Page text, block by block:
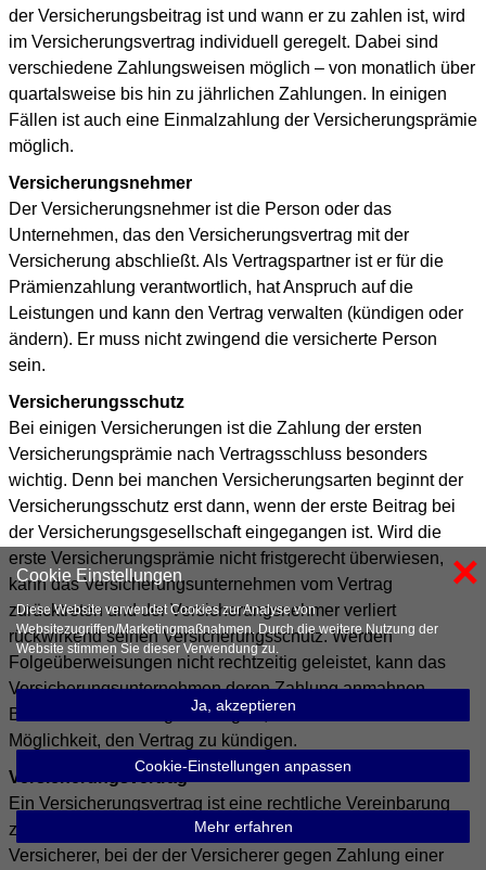
der Versicherungsbeitrag ist und wann er zu zahlen ist, wird
im Versicherungsvertrag individuell geregelt. Dabei sind
verschiedene Zahlungsweisen möglich – von monatlich über
quartalsweise bis hin zu jährlichen Zahlungen. In einigen
Fällen ist auch eine Einmalzahlung der Versicherungsprämie
möglich.
Versicherungsnehmer
Der Versicherungsnehmer ist die Person oder das
Unternehmen, das den Versicherungsvertrag mit der
Versicherung abschließt. Als Vertragspartner ist er für die
Prämienzahlung verantwortlich, hat Anspruch auf die
Leistungen und kann den Vertrag verwalten (kündigen oder
ändern). Er muss nicht zwingend die versicherte Person
sein.
Versicherungsschutz
Bei einigen Versicherungen ist die Zahlung der ersten
Versicherungsprämie nach Vertragsschluss besonders
wichtig. Denn bei manchen Versicherungsarten beginnt der
Versicherungsschutz erst dann, wenn der erste Beitrag bei
der Versicherungsgesellschaft eingegangen ist. Wird die
erste Versicherungsprämie nicht fristgerecht überwiesen,
kann das Versicherungsunternehmen vom Vertrag
zurücktreten und der Versicherungsnehmer verliert
rückwirkend seinen Versicherungsschutz. Werden
Folgeüberweisungen nicht rechtzeitig geleistet, kann das
Versicherungsunternehmen deren Zahlung anmahnen.
Bleiben die Mahnungen erfolglos, hat der Versicherer die
Möglichkeit, den Vertrag zu kündigen.
Versicherungsvertrag
Ein Versicherungsvertrag ist eine rechtliche Vereinbarung
zwischen einem Versicherungsnehmer und einem
Versicherer, bei der der Versicherer gegen Zahlung einer
×
Cookie Einstellungen
Diese Website verwendet Cookies zur Analyse von
Websitezugriffen/Marketingmaßnahmen. Durch die weitere Nutzung der
Website stimmen Sie dieser Verwendung zu.
Ja, akzeptieren
Cookie-Einstellungen anpassen
Mehr erfahren